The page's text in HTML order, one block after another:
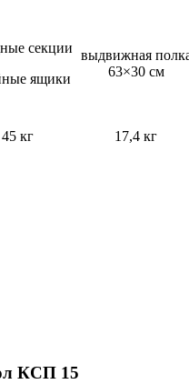
секции
ящики
выдвижная
63×30 см
45 кг 17,4 кг
КСП 15